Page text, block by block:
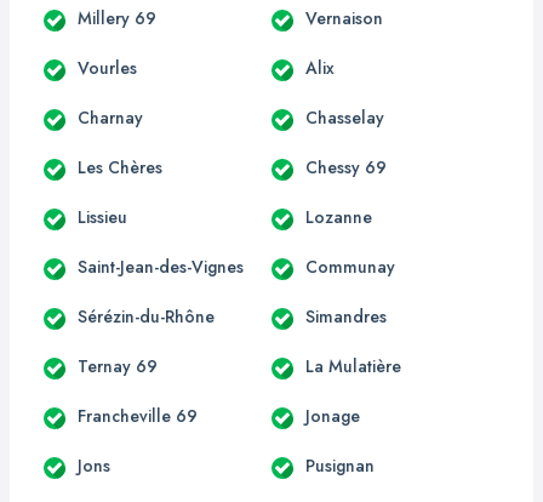
Millery 69 Vernaison
Vourles Alix
Charnay Chasselay
Les Chères Chessy 69
Lissieu Lozanne
Saint-Jean-des-Vignes Communay
Sérézin-du-Rhône Simandres
Ternay 69 La Mulatière
Francheville 69 Jonage
Jons Pusignan